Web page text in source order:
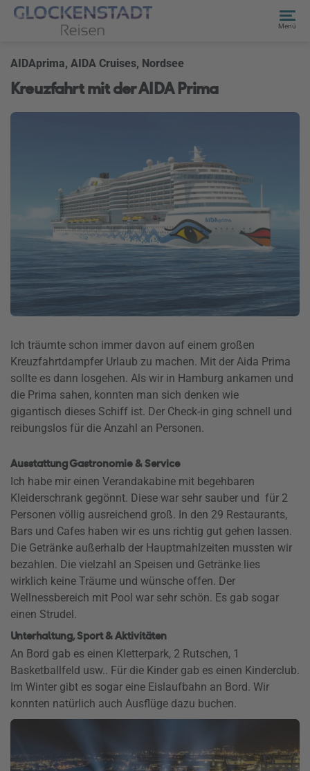
Menü
AIDAprima, AIDA Cruises, Nordsee
Kreuzfahrt mit der AIDA Prima
Ich träumte schon immer davon auf einem großen
Kreuzfahrtdampfer Urlaub zu machen. Mit der Aida Prima
sollte es dann losgehen. Als wir in Hamburg ankamen und
die Prima sahen, konnten man sich denken wie
gigantisch dieses Schiff ist. Der Check-in ging schnell und
reibungslos für die Anzahl an Personen.
Ausstattung Gastronomie & Service
Ich habe mir einen Verandakabine mit begehbaren
Kleiderschrank gegönnt. Diese war sehr sauber und für 2
Personen völlig ausreichend groß. In den 29 Restaurants,
Bars und Cafes haben wir es uns richtig gut gehen lassen.
Die Getränke außerhalb der Hauptmahlzeiten mussten wir
bezahlen. Die vielzahl an Speisen und Getränke lies
wirklich keine Träume und wünsche offen. Der
Wellnessbereich mit Pool war sehr schön. Es gab sogar
einen Strudel.
Unterhaltung, Sport & Aktivitäten
An Bord gab es einen Kletterpark, 2 Rutschen, 1
Basketballfeld usw.. Für die Kinder gab es einen Kinderclub.
Im Winter gibt es sogar eine Eislaufbahn an Bord. Wir
konnten natürlich auch Ausflüge dazu buchen.